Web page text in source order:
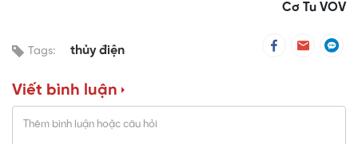
Cơ Tu VOV
Tags: thủy điện
Viết bình luận